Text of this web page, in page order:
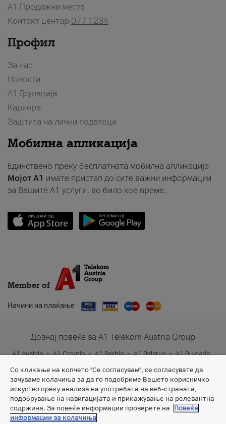
A1 Продажни места
Контакт центар 077 1234
Профил
За нас
Новости
А1 Групација
Кариера
Заштита на лични податоци
Мобилна апликација
Единствено преку бесплатната мобилна апликација
Мојот A1 имате пристап до сите важни информации
за Вашите A1 услуги, во било кое време.
Member of
Начини на плаќање
Дознај повеќе за A1 Telekom Austria Group
A1 Austria A1 Croatia A1 Serbia A1 Belarus
A1 Bulgaria
A1 Slovenia
A1 Digital
Со кликање на копчето "Се согласувам", се согласувате да
зачуваме колачиња за да го подобриме Вашето корисничко
искуство преку анализа на употребата на веб-страната,
подобрување на навигацијата и прикажување на релевантна
содржина. За повеќе информации проверете на
Повеќе
информации за колачиња